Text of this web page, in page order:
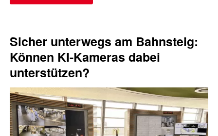
Sicher unterwegs am Bahnsteig:
Können KI-Kameras dabei
unterstützen?